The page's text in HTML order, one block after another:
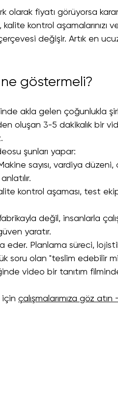
olarak fiyatı görüyorsa
kontrol aşamalarınızı
değişir. Artık en
göstermeli?
akla gelen çoğunlukla
oluşan 3-5 dakikalık bir
şunları yapar:
sayısı, vardiya
kontrol aşaması, test
fabrikayla değil, insanlarla
yaratır.
eder. Planlama süreci,
soru olan "teslim edebilir
video bir tanıtım
için çalışmalarımıza göz atın